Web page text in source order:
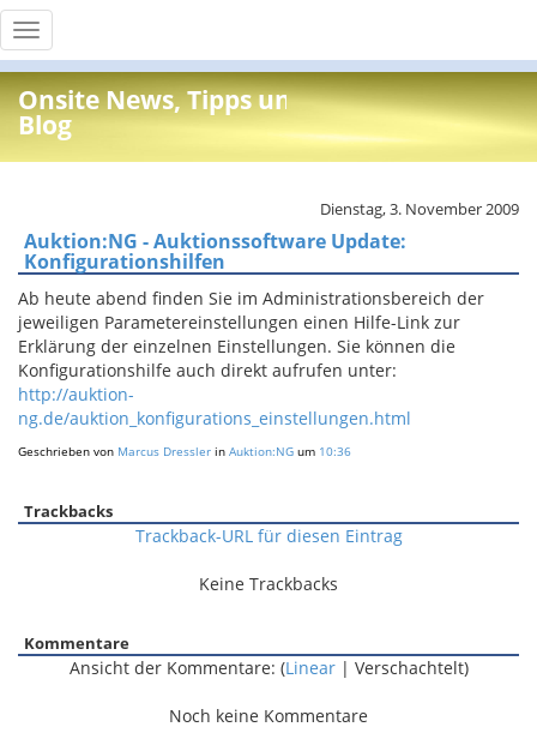
Toggle
navigation
Onsite News, Tipps und Info
Blog
Dienstag, 3. November 2009
Auktion:NG - Auktionssoftware Update:
Konfigurationshilfen
Ab heute abend finden Sie im Administrationsbereich der
jeweiligen Parametereinstellungen einen Hilfe-Link zur
Erklärung der einzelnen Einstellungen. Sie können die
Konfigurationshilfe auch direkt aufrufen unter:
http://auktion-
ng.de/auktion_konfigurations_einstellungen.html
Geschrieben von Marcus Dressler in Auktion:NG um 10:36
Trackbacks
Trackback-URL für diesen Eintrag
Keine Trackbacks
Kommentare
Ansicht der Kommentare: (Linear| Verschachtelt)
Noch keine Kommentare